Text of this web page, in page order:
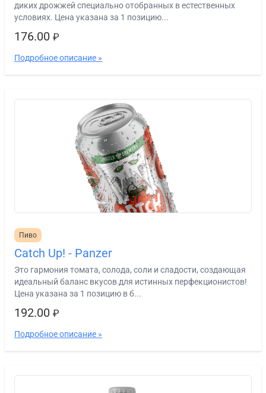
диких дрожжей специально отобранных в естественных
условиях. Цена указана за 1 позицию...
176.00 ₽
Подробное описание »
Пиво
Catch Up! - Panzer
Это гармония томата, солода, соли и сладости, создающая
идеальный баланс вкусов для истинных перфекционистов!
Цена указана за 1 позицию в б...
192.00 ₽
Подробное описание »